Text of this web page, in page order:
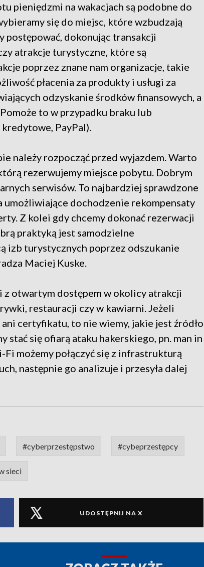
pieniędzmi na wakacjach są podobne do
się do miejsc, które wzbudzają
dokonując transakcji
atrakcje turystyczne, które są
poprzez znane nam organizacje, takie
płacenia za produkty i usługi za
odzyskanie środków finansowych, a
to w przypadku braku lub
PayPal).
należy rozpocząć przed wyjazdem. Warto
rezerwujemy miejsce pobytu. Dobrym
serwisów. To najbardziej sprawdzone
dochodzenie rekompensaty
Z kolei gdy chcemy dokonać rezerwacji
praktyką jest samodzielne
izb turystycznych poprzez odszukanie
Maciej Kuske.
otwartym dostępem w okolicy atrakcji
restauracji czy w kawiarni. Jeżeli
ani certyfikatu, to nie wiemy, jakie jest źródło
stać się ofiarą ataku hakerskiego, pn. man in
możemy połączyć się z infrastrukturą
następnie go analizuje i przesyła dalej
#cyberprzestępstwo #cybeprzestępcy
sieci
UDOSTĘPNIJ NA X